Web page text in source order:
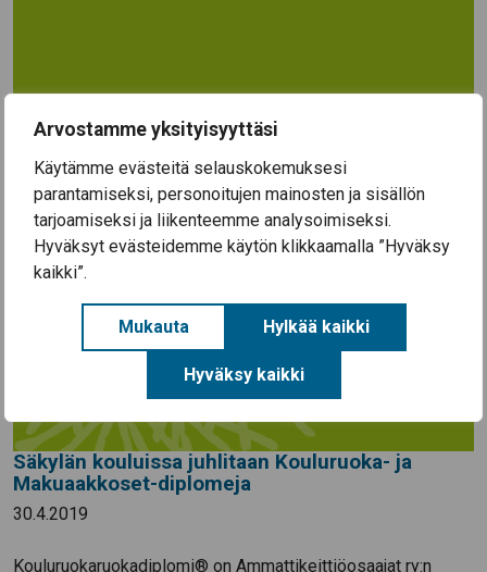
Arvostamme yksityisyyttäsi
Käytämme evästeitä selauskokemuksesi
parantamiseksi, personoitujen mainosten ja sisällön
tarjoamiseksi ja liikenteemme analysoimiseksi.
Hyväksyt evästeidemme käytön klikkaamalla ”Hyväksy
kaikki”.
Mukauta Hylkää kaikki
Hyväksy kaikki
Säkylän kouluissa juhlitaan Kouluruoka- ja
Makuaakkoset-diplomeja
30.4.2019
Kouluruokaruokadiplomi® on Ammattikeittiöosaajat ry:n